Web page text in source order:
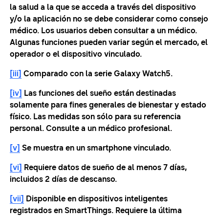
la salud a la que se acceda a través del dispositivo
y/o la aplicación no se debe considerar como consejo
médico. Los usuarios deben consultar a un médico.
Algunas funciones pueden variar según el mercado, el
operador o el dispositivo vinculado.
[iii] Comparado con la serie Galaxy Watch5.
[iv] Las funciones del sueño están destinadas
solamente para fines generales de bienestar y estado
físico. Las medidas son sólo para su referencia
personal. Consulte a un médico profesional.
[v] Se muestra en un smartphone vinculado.
[vi] Requiere datos de sueño de al menos 7 días,
incluidos 2 días de descanso.
[vii] Disponible en dispositivos inteligentes
registrados en SmartThings. Requiere la última